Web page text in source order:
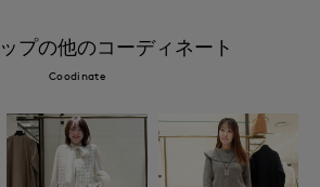
プの他のコーディネート
Coodinate